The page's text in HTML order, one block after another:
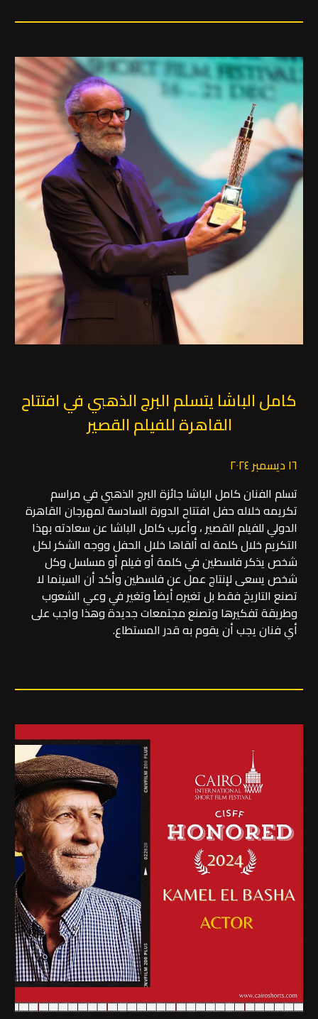
كامل الباشا يتسلم البرج الذهبي في افتتاح
القاهرة للفيلم القصير
١٦ ديسمبر ٢٠٢٤
تسلم الفنان كامل الباشا جائزة البرج الذهبي في مراسم
تكريمه خلاله حفل افتتاح الدورة السادسة لمهرجان القاهرة
الدولي للفيلم القصير ، وأعرب كامل الباشا عن سعادته بهذا
التكريم خلال كلمة له ألقاها خلال الحفل ووجه الشكر لكل
شخص يذكر فلسطين في كلمة أو فيلم أو مسلسل وكل
شخص يسعى لإنتاج عمل عن فلسطين وأكد أن السينما لا
تصنع التاريخ فقط بل تغيره أيضاً وتغير في وعي الشعوب
وطريقة تفكيرها وتصنع مجتمعات جديدة وهذا واجب على
أي فنان يجب أن يقوم به قدر المستطاع.